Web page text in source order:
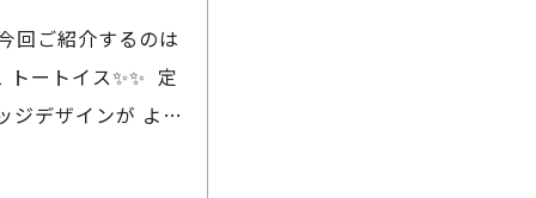
回ご紹介するのは
ートイス✨✨ 定
ジデザインが より